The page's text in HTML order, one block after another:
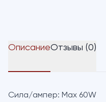
ОписаниеОтзывы (0)
Сила/ампер: Max 60W